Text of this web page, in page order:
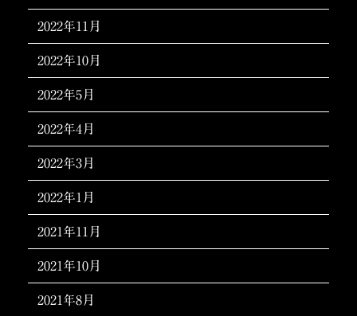
2022年11月
2022年10月
2022年5月
2022年4月
2022年3月
2022年1月
2021年11月
2021年10月
2021年8月